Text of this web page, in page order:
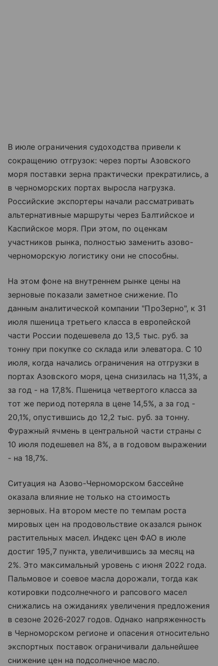
В июле ограничения судоходства привели к
сокращению отгрузок: через порты Азовского
моря поставки зерна практически прекратились, а
в черноморских портах выросла нагрузка.
Российские экспортеры начали рассматривать
альтернативные маршруты через Балтийское и
Каспийское моря. При этом, по оценкам
участников рынка, полностью заменить азово-
черноморскую логистику они не способны.
На этом фоне на внутреннем рынке цены на
зерновые показали заметное снижение. По
данным аналитической компании "ПроЗерно", к 31
июля пшеница третьего класса в европейской
части России подешевела до 13,5 тыс. руб. за
тонну при покупке со склада или элеватора. С 10
июля, когда начались ограничения на отгрузки в
портах Азовского моря, цена снизилась на 11,3%, а
за год - на 17,8%. Пшеница четвертого класса за
тот же период потеряла в цене 14,5%, а за год -
20,1%, опустившись до 12,2 тыс. руб. за тонну.
Фуражный ячмень в центральной части страны с
10 июля подешевел на 8%, а в годовом выражении
- на 18,7%.
Ситуация на Азово-Черноморском бассейне
оказала влияние не только на стоимость
зерновых. На втором месте по темпам роста
мировых цен на продовольствие оказался рынок
растительных масел. Индекс цен ФАО в июле
достиг 195,7 пункта, увеличившись за месяц на
2%. Это максимальный уровень с июня 2022 года.
Пальмовое и соевое масла дорожали, тогда как
котировки подсолнечного и рапсового масел
снижались на ожиданиях увеличения предложения
в сезоне 2026-2027 годов. Однако напряженность
в Черноморском регионе и опасения относительно
экспортных поставок ограничивали дальнейшее
снижение цен на подсолнечное масло.